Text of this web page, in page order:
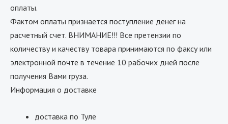
оплаты.
Фактом оплаты признается поступление денег на
расчетный счет. ВНИМАНИЕ!!! Все претензии по
количеству и качеству товара принимаются по факсу или
электронной почте в течение 10 рабочих дней после
получения Вами груза.
Информация о доставке
доставка по Туле